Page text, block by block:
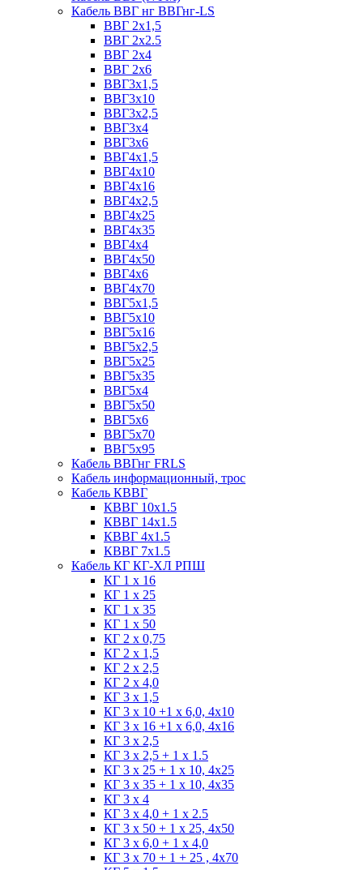
Кабель ВВГ нг ВВГнг-LS
ВВГ 2х1,5
ВВГ 2х2.5
ВВГ 2х4
ВВГ 2х6
ВВГ3х1,5
ВВГ3х10
ВВГ3х2,5
ВВГ3х4
ВВГ3х6
ВВГ4х1,5
ВВГ4х10
ВВГ4х16
ВВГ4х2,5
ВВГ4х25
ВВГ4х35
ВВГ4х4
ВВГ4х50
ВВГ4х6
ВВГ4х70
ВВГ5х1,5
ВВГ5х10
ВВГ5х16
ВВГ5х2,5
ВВГ5х25
ВВГ5х35
ВВГ5х4
ВВГ5х50
ВВГ5х6
ВВГ5х70
ВВГ5х95
Кабель ВВГнг FRLS
Кабель информационный, трос
Кабель КВВГ
КВВГ 10х1.5
КВВГ 14х1.5
КВВГ 4х1.5
КВВГ 7х1.5
Кабель КГ КГ-ХЛ РПШ
КГ 1 х 16
КГ 1 х 25
КГ 1 х 35
КГ 1 х 50
КГ 2 х 0,75
КГ 2 х 1,5
КГ 2 х 2,5
КГ 2 х 4,0
КГ 3 х 1,5
КГ 3 х 10 +1 x 6,0, 4х10
КГ 3 х 16 +1 x 6,0, 4х16
КГ 3 х 2,5
КГ 3 х 2,5 + 1 x 1.5
КГ 3 х 25 + 1 х 10, 4х25
КГ 3 х 35 + 1 x 10, 4х35
КГ 3 х 4
КГ 3 х 4,0 + 1 x 2.5
КГ 3 х 50 + 1 x 25, 4х50
КГ 3 х 6,0 + 1 x 4,0
КГ 3 х 70 + 1 + 25 , 4х70